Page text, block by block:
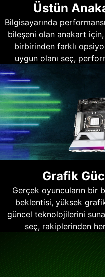
Üstün
Bilgisayarında
bileşeni olan anakart için,
birbirinden farklı
uygun olanı seç,
Grafik
Gerçek oyuncuların bir
beklentisi, yüksek
güncel teknolojilerini
seç, rakiplerinden